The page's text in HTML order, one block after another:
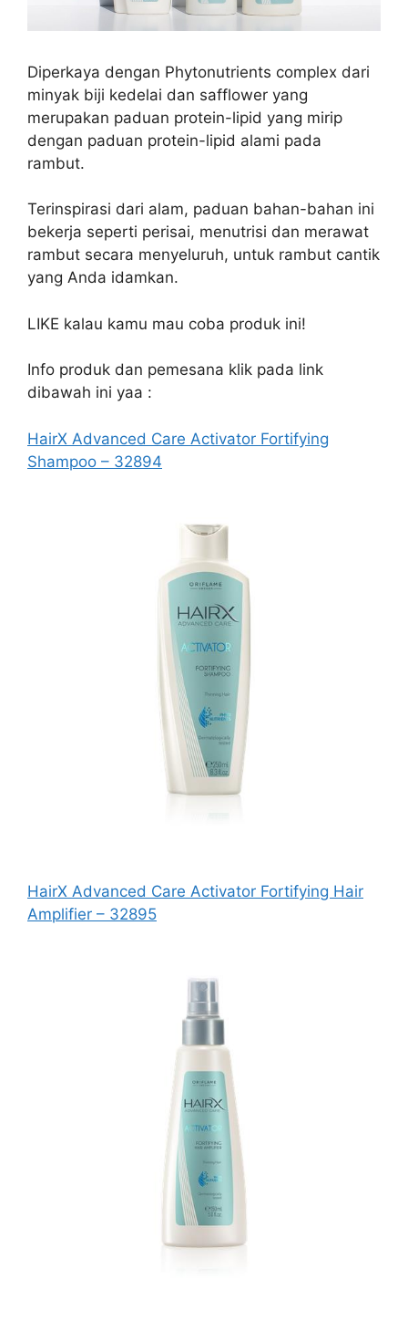
Diperkaya dengan Phytonutrients complex dari
minyak biji kedelai dan safflower yang
merupakan paduan protein-lipid yang mirip
dengan paduan protein-lipid alami pada
rambut.
Terinspirasi dari alam, paduan bahan-bahan ini
bekerja seperti perisai, menutrisi dan merawat
rambut secara menyeluruh, untuk rambut cantik
yang Anda idamkan.
LIKE kalau kamu mau coba produk ini!
Info produk dan pemesana klik pada link
dibawah ini yaa :
HairX Advanced Care Activator Fortifying
Shampoo – 32894
HairX Advanced Care Activator Fortifying Hair
Amplifier – 32895